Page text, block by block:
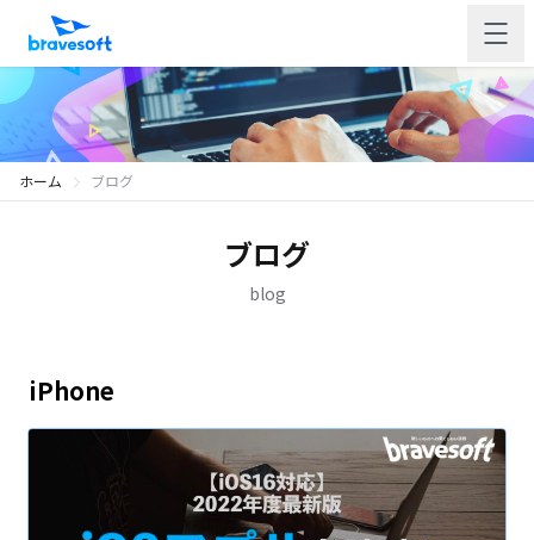
ホーム ブログ
ブログ
blog
iPhone